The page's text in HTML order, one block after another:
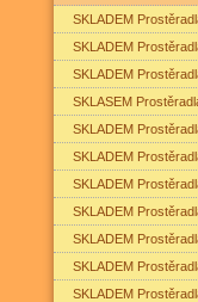
SKLADEM
SKLADEM
SKLADEM
SKLASEM
SKLADEM
SKLADEM
SKLADEM
SKLADEM
SKLADEM
SKLADEM
SKLADEM